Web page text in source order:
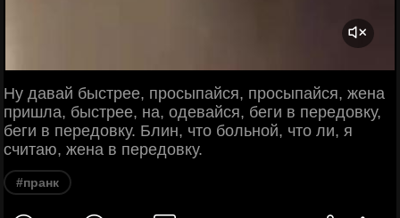
Ну давай быстрее, просыпайся, просыпайся, жена
пришла, быстрее, на, одевайся, беги в передовку,
беги в передовку. Блин, что больной, что ли, я
считаю, жена в передовку.
#пранк